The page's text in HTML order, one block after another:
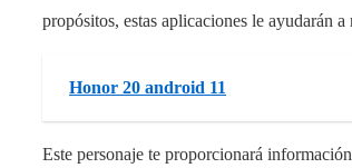
propósitos, estas aplicaciones le ayudarán a
Honor 20 android 11
Este personaje te proporcionará